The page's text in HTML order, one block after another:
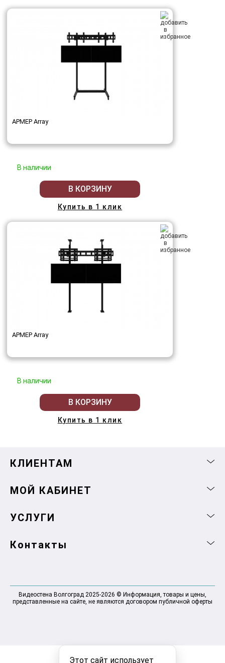
Этот сайт использует
АРМЕР Array
В наличии
В КОРЗИНУ
Купить в 1 клик
АРМЕР Array
В наличии
В КОРЗИНУ
Купить в 1 клик
КЛИЕНТАМ
МОЙ КАБИНЕТ
УСЛУГИ
Контакты
Видеостена Волгоград 2025-2026 © Информация, товары и цены,
представленные на сайте, не являются договором публичной оферты